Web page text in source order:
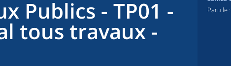
Publics - TP01 -
tous travaux -
Paru le :